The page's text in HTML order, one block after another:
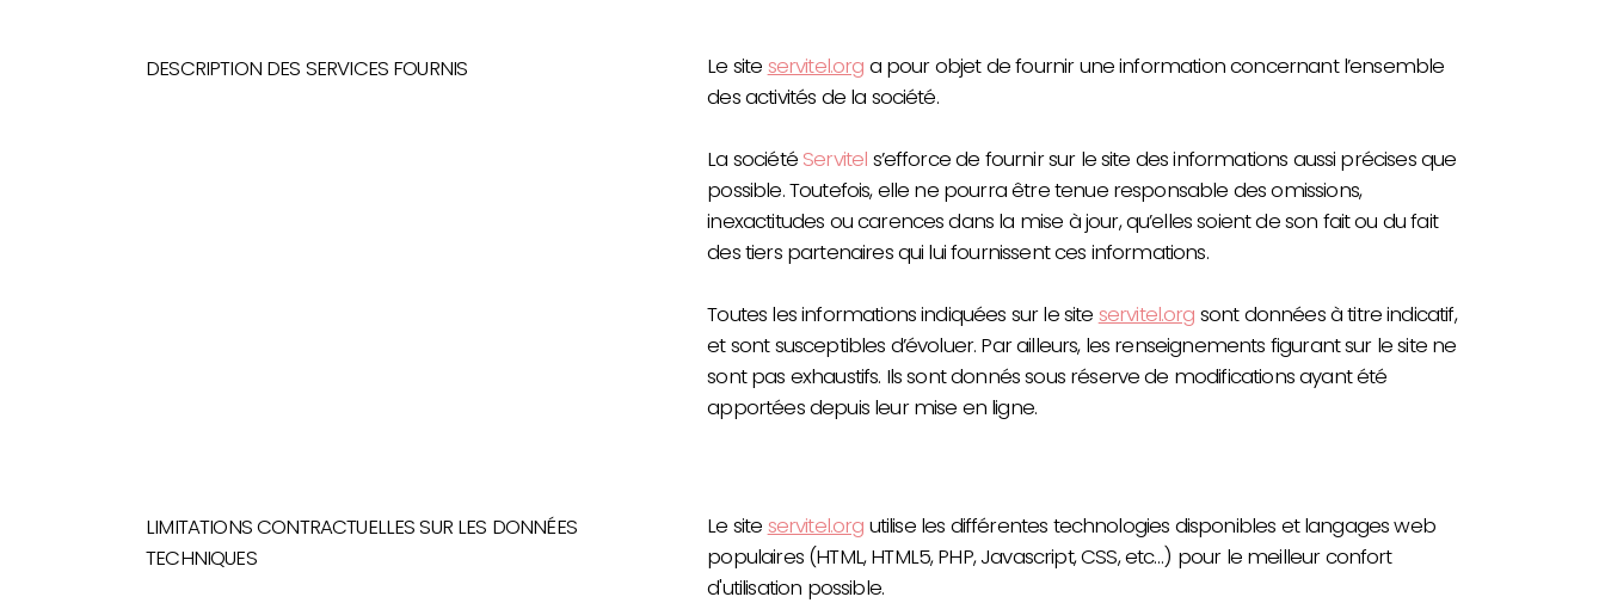
DESCRIPTION DES SERVICES FOURNIS Le site servitel.org a pour objet de fournir une information concernant l’ensemble
des activités de la société.
La société Servitel s’efforce de fournir sur le site des informations aussi précises que
possible. Toutefois, elle ne pourra être tenue responsable des omissions,
inexactitudes ou carences dans la mise à jour, qu’elles soient de son fait ou du fait
des tiers partenaires qui lui fournissent ces informations.
Toutes les informations indiquées sur le site servitel.org sont données à titre indicatif,
et sont susceptibles d’évoluer. Par ailleurs, les renseignements figurant sur le site ne
sont pas exhaustifs. Ils sont donnés sous réserve de modifications ayant été
apportées depuis leur mise en ligne.
LIMITATIONS CONTRACTUELLES SUR LES DONNÉES
TECHNIQUES
Le site servitel.org utilise les différentes technologies disponibles et langages web
populaires (HTML, HTML5, PHP, Javascript, CSS, etc…) pour le meilleur confort
d'utilisation possible.